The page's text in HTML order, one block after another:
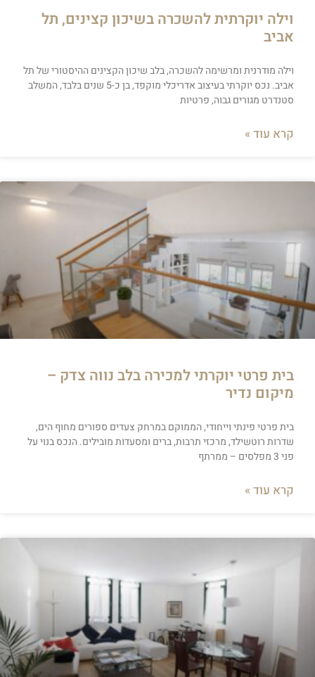
וילה יוקרתית להשכרה בשיכון קצינים, תל
אביב
וילה מודרנית ומרשימה להשכרה, בלב שיכון הקצינים ההיסטורי של תל
אביב. נכס יוקרתי בעיצוב אדריכלי מוקפד, בן כ-5 שנים בלבד, המשלב
סטנדרט מגורים גבוה, פרטיות
קרא עוד »
בית פרטי יוקרתי למכירה בלב נווה צדק –
מיקום נדיר
בית פרטי פינתי וייחודי, הממוקם במרחק צעדים ספורים מחוף הים,
שדרות רוטשילד, מרכזי תרבות, ברים ומסעדות מובילים. הנכס בנוי על
פני 3 מפלסים – ממרתף
קרא עוד »